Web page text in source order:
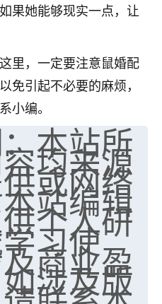
果她能够现实一点，让
里，一定要注意鼠婚配
免引起不必要的麻烦，
小编。
本站所
均来源
或网络
站编辑
个人研
习使
商业盈
涉及版